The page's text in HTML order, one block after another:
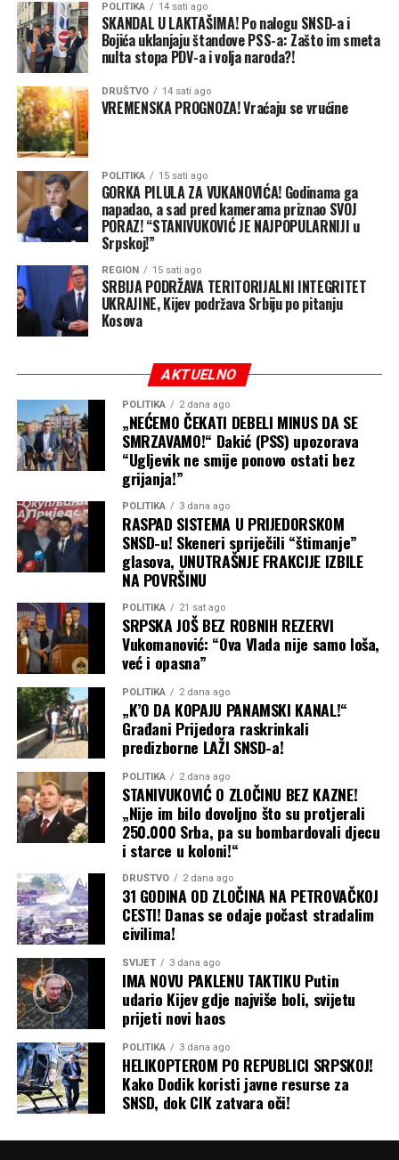
“To nas ne uznemirava, to
nas me motiviše. Kada
vidimo da pokušavaju da
sklone naš štand, znamo da
smo na pravom putu!”
jasan je bio lider PSS-a.
Besplatna pravna pomoć za sve mještane
Laktaša i okoline
Goran Bundalo, koji će djelovati u novootvorenoj
kancelariji, naglasio je da je ovo izuzetno važan dan za
“Ovo će biti slobodna kuća
za sve građane Laktaša,
Trna, Jablana, Glamočana,
Slatine, Aleksandrovca.
Dobrodošli su svi ljudi
dobre volje i dobrih ideja
koji žele razvoj naše
zajednice”, istakao je
Bundalo.
Kao jednu od ključnih pogodnosti za mještane, Bundalo
je najavio organizovanje besplatne pravne pomoći
prostorijama kancelarije.
Građani će u narednom periodu moći dobiti stručne
pravne savjete u vezi sa:
Pitanjima i ostvarivanjem prava napenzije
Imovinsko-pravnim odnosima
Izdavanjemgrađevinskih dozvola
Legalizacijom objekatai drugim pravnim
pitanjima.
“Želimo da ova kancelarija
bude samo početak našeg
daljeg rada, razvoja i
POLITIKA 14 sati ago
SKANDAL U LAKTAŠIMA! Po nalogu SNSD-a i
Bojića uklanjaju štandove PSS-a: Zašto im smeta
nulta stopa PDV-a i volja naroda?!
DRUŠTVO 14 sati ago
VREMENSKA PROGNOZA! Vraćaju se vrućine
POLITIKA 15 sati ago
GORKA PILULA ZA VUKANOVIĆA! Godinama ga
napadao, a sad pred kamerama priznao SVOJ
PORAZ! “STANIVUKOVIĆ JE NAJPOPULARNIJI u
Srpskoj!”
REGION 15 sati ago
SRBIJA PODRŽAVA TERITORIJALNI INTEGRITET
UKRAJINE, Kijev podržava Srbiju po pitanju
Kosova
AKTUELNO
POLITIKA 2 dana ago
„NEĆEMO ČEKATI DEBELI MINUS DA SE
SMRZAVAMO!“ Dakić (PSS) upozorava
“Ugljevik ne smije ponovo ostati bez
grijanja!”
POLITIKA 3 dana ago
RASPAD SISTEMA U PRIJEDORSKOM
SNSD-u! Skeneri spriječili “štimanje”
glasova, UNUTRAŠNJE FRAKCIJE IZBILE
NA POVRŠINU
POLITIKA 21 sat ago
SRPSKA JOŠ BEZ ROBNIH REZERVI
Vukomanović: “Ova Vlada nije samo loša,
već i opasna”
POLITIKA 2 dana ago
„K’O DA KOPAJU PANAMSKI KANAL!“
Građani Prijedora raskrinkali
predizborne LAŽI SNSD-a!
POLITIKA 2 dana ago
STANIVUKOVIĆ O ZLOČINU BEZ KAZNE!
„Nije im bilo dovoljno što su protjerali
250.000 Srba, pa su bombardovali djecu
i starce u koloni!“
DRUŠTVO 2 dana ago
31 GODINA OD ZLOČINA NA PETROVAČKOJ
CESTI! Danas se odaje počast stradalim
civilima!
SVIJET 3 dana ago
IMA NOVU PAKLENU TAKTIKU Putin
udario Kijev gdje najviše boli, svijetu
prijeti novi haos
POLITIKA 3 dana ago
HELIKOPTEROM PO REPUBLICI SRPSKOJ!
Kako Dodik koristi javne resurse za
SNSD, dok CIK zatvara oči!